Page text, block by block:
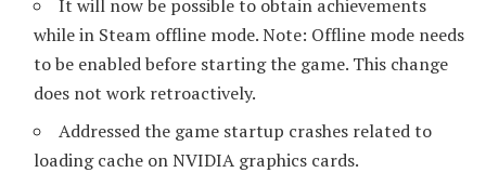
It will now be possible to obtain achievements
while in Steam offline mode. Note: Offline mode needs
to be enabled before starting the game. This change
does not work retroactively.
Addressed the game startup crashes related to
loading cache on NVIDIA graphics cards.